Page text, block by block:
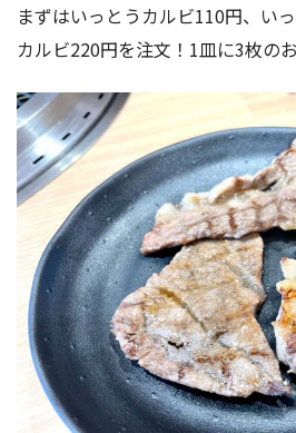
まずはいっとうカルビ110円、い
カルビ220円を注文！1皿に3枚の